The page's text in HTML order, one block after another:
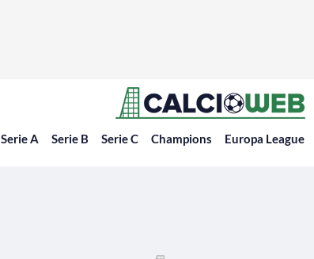
Serie A Serie B Serie C Champions Europa League